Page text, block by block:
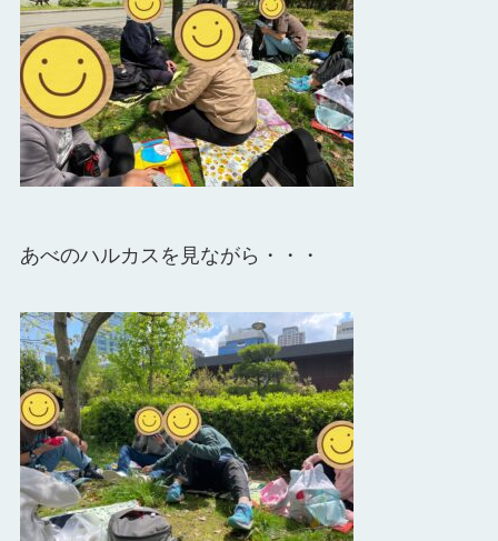
あべのハルカスを見ながら・・・